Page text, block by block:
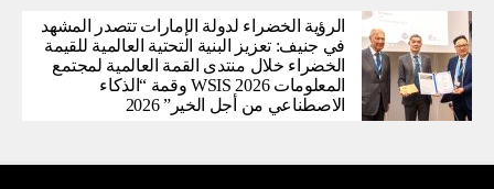
الرؤية الخضراء لدولة الإمارات تتصدر المشهد
في جنيف: تعزيز البنية التحتية العالمية للقيمة
الخضراء خلال منتدى القمة العالمية لمجتمع
المعلومات WSIS 2026 وقمة “الذكاء
الاصطناعي من أجل الخير” 2026